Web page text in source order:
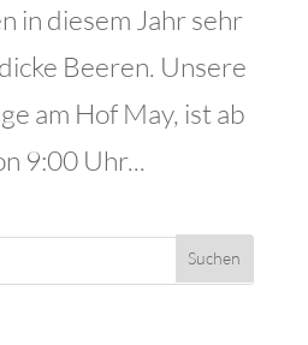
in diesem Jahr sehr
Beeren. Unsere
am Hof May, ist ab
9:00 Uhr...